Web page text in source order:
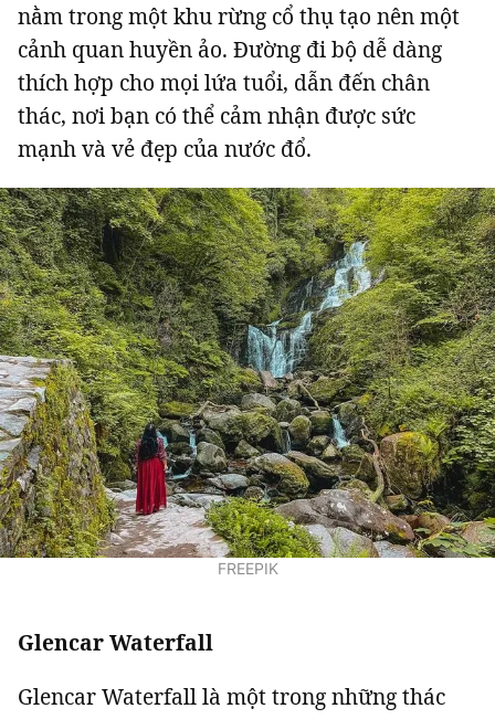
Đọc Thanh Niên trên điện thoại
Theo dõi báo trên
Hotline
0906 645 777
Liên hệ quảng cáo
0908 780 404
Đặt báo Quảng cáo RSS Tòa soạn Chính sách bảo
Tổng biên tập: Nguyễn Ngọc Toàn
Phó tổng biên tập: Hải Thành
Ủy viên Ban biên tập - Tổng Thư ký tòa soạn: Trần Việt Hưng
Giấy phép xuất bản số 110/GP - BTTTT cấp ngày 24.3.2020
nằm trong một khu rừng cổ thụ tạo nên một
cảnh quan huyền ảo. Đường đi bộ dễ dàng
thích hợp cho mọi lứa tuổi, dẫn đến chân
thác, nơi bạn có thể cảm nhận được sức
mạnh và vẻ đẹp của nước đổ.
FREEPIK
Glencar Waterfall
Glencar Waterfall là một trong những thác